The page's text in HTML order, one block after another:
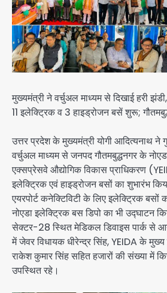
मुख्यमंत्री ने वर्चुअल माध्यम से दिखाई हरी
11 इलेक्ट्रिक व 3 हाइड्रोजन बसें शुरू;
उत्तर प्रदेश के मुख्यमंत्री योगी आदित्यनाथ
वर्चुअल माध्यम से जनपद गौतमबुद्धनगर के
एक्सप्रेसवे औद्योगिक विकास प्राधिकरण
इलेक्ट्रिक एवं हाइड्रोजन बसों का शुभारंभ
एयरपोर्ट कनेक्टिविटी के लिए इलेक्ट्रिक बसों
नोएडा इलेक्ट्रिक बस डिपो का भी उद्घाटन
सेक्टर-28 स्थित मेडिकल डिवाइस पार्क से
में जेवर विधायक धीरेन्द्र सिंह, YEIDA के मुख्य
राकेश कुमार सिंह सहित हजारों की संख्या में
उपस्थित रहे।